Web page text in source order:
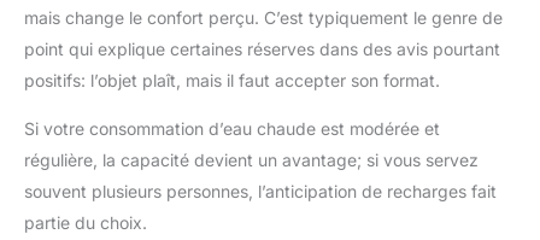
mais change le confort perçu. C’est typiquement le genre de
point qui explique certaines réserves dans des avis pourtant
positifs: l’objet plaît, mais il faut accepter son format.
Si votre consommation d’eau chaude est modérée et
régulière, la capacité devient un avantage; si vous servez
souvent plusieurs personnes, l’anticipation de recharges fait
partie du choix.